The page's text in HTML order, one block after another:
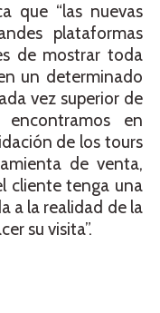
que “las nuevas
plataformas
de mostrar toda
un determinado
vez superior de
en
de los tours
de venta,
cliente tenga una
a la realidad de la
su visita”.